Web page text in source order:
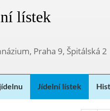
lístek
Praha 9, Špitálská 2
Jídelní lístek